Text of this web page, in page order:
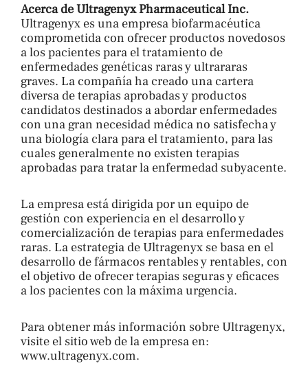
Acerca de Ultragenyx Pharmaceutical Inc.
Ultragenyx es una empresa biofarmacéutica
comprometida con ofrecer productos novedosos
a los pacientes para el tratamiento de
enfermedades genéticas raras y ultrararas
graves. La compañía ha creado una cartera
diversa de terapias aprobadas y productos
candidatos destinados a abordar enfermedades
con una gran necesidad médica no satisfecha y
una biología clara para el tratamiento, para las
cuales generalmente no existen terapias
aprobadas para tratar la enfermedad subyacente.
La empresa está dirigida por un equipo de
gestión con experiencia en el desarrollo y
comercialización de terapias para enfermedades
raras. La estrategia de Ultragenyx se basa en el
desarrollo de fármacos rentables y rentables, con
el objetivo de ofrecer terapias seguras y eficaces
a los pacientes con la máxima urgencia.
Para obtener más información sobre Ultragenyx,
visite el sitio web de la empresa en:
www.ultragenyx.com.